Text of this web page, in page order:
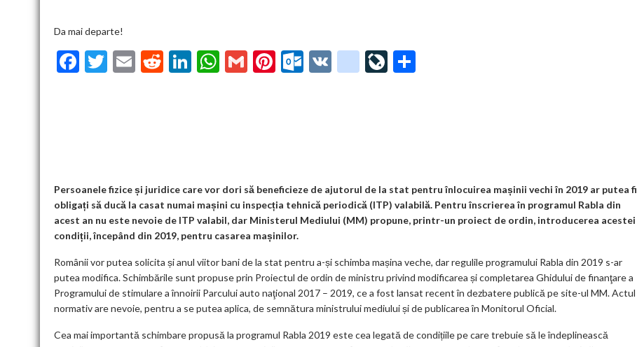
Da mai departe!
F
k
T
E
R
Li W
p
G
Pi O
m
V
g
o
o
m
ar
ks
Li
Persoanele fizice și juridice care vor dori să beneficieze de ajutorul de la stat pentru înlocuirea mașinii vechi în 2019 ar putea fi
obligați să ducă la casat numai mașini cu inspecția tehnică periodică (ITP) valabilă. Pentru înscrierea în programul Rabla din
acest an nu este nevoie de ITP valabil, dar Ministerul Mediului (MM) propune, printr-un proiect de ordin, introducerea acestei
condiții, începând din 2019, pentru casarea mașinilor.
Românii vor putea solicita și anul viitor bani de la stat pentru a-și schimba mașina veche, dar regulile programului Rabla din 2019 s-ar
putea modifica. Schimbările sunt propuse prin Proiectul de ordin de ministru privind modificarea și completarea Ghidului de finanţare a
Programului de stimulare a înnoirii Parcului auto naţional 2017 – 2019, ce a fost lansat recent în dezbatere publică pe site-ul MM. Actul
normativ are nevoie, pentru a se putea aplica, de semnătura ministrului mediului și de publicarea în Monitorul Oficial.
Cea mai importantă schimbare propusă la programul Rabla 2019 este cea legată de condițiile pe care trebuie să le îndeplinească